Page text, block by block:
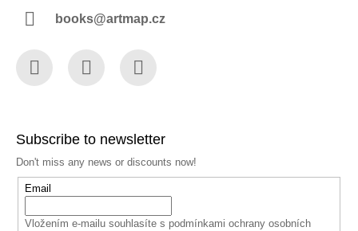
books@artmap.cz
Subscribe to newsletter
Don't miss any news or discounts now!
Email
Vložením e-mailu souhlasíte s podmínkami ochrany osobních